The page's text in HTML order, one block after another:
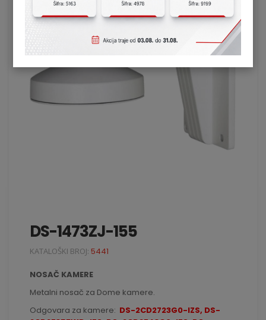
DS-1473ZJ-155
KATALOŠKI BROJ: 5441
NOSAČ KAMERE
Metalni nosač za Dome kamere.
Odgovara za kamere: DS-2CD2723G0-IZS, DS-